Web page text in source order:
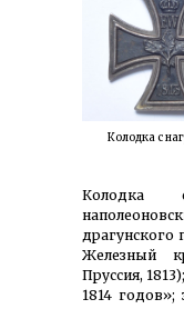
Колодка с
Колодка
драгунского
Железный
Пруссия,
1814 годов»;